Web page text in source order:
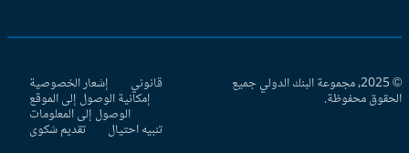
© 2025، مجموعة البنك الدولي جميع
محفوظة.
قانوني إشعار الخصوصية
إمكانية الوصول إلى الموقع
الوصول إلى المعلومات
تنبيه احتيال تقديم شكوى